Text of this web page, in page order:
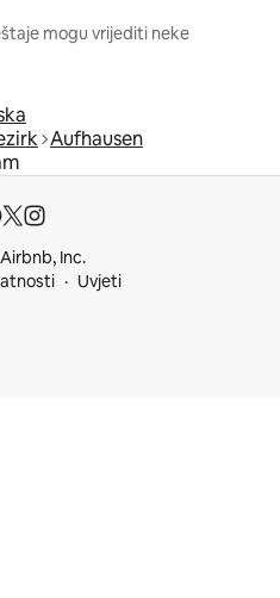
mogu vrijediti neke
Aufhausen
Inc.
Uvjeti